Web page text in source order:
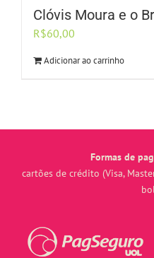
Clóvis Moura e o
R$60,00
Adicionar ao carrinho
Formas de
cartões de crédito (Visa,